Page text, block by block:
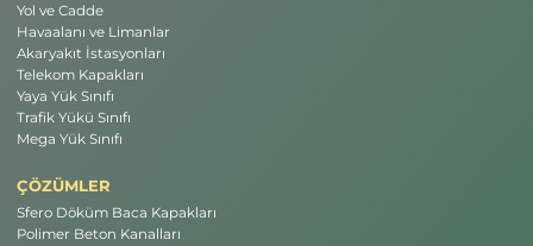
Yol ve Cadde
Havaalanı ve Limanlar
Akaryakıt İstasyonları
Telekom Kapakları
Yaya Yük Sınıfı
Trafik Yükü Sınıfı
Mega Yük Sınıfı
ÇÖZÜMLER
Sfero Döküm Baca Kapakları
Polimer Beton Kanalları